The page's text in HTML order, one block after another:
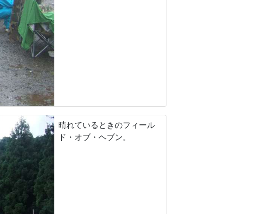
晴れているときのフィール
ド・オブ・ヘブン。